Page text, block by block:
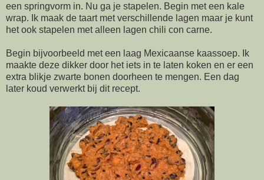
een springvorm in. Nu ga je stapelen. Begin met een kale
wrap. Ik maak de taart met verschillende lagen maar je kunt
het ook stapelen met alleen lagen chili con carne.
Begin bijvoorbeeld met een laag Mexicaanse kaassoep. Ik
maakte deze dikker door het iets in te laten koken en er een
extra blikje zwarte bonen doorheen te mengen. Een dag
later koud verwerkt bij dit recept.